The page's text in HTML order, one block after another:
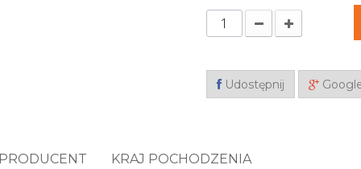
Udostępnij
KRAJ POCHODZENIA